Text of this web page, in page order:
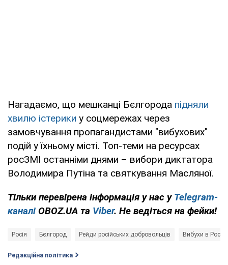
Нагадаємо, що мешканці Бєлгорода підняли
хвилю істерики у соцмережах через
замовчування пропагандистами "вибухових"
подій у їхньому місті. Топ-теми на ресурсах
росЗМІ останніми днями – вибори диктатора
Володимира Путіна та святкування Масляної.
Тільки перевірена інформація у нас у Telegram-
каналі OBOZ.UA та Viber. Не ведіться на фейки!
Росія Бєлгород Рейди російських добровольців Вибухи в Росії
Редакційна політика